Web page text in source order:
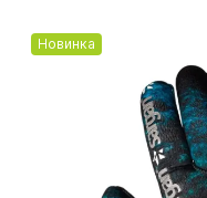
Снорклинг /
Пляж
Фридайвинг
Новинка